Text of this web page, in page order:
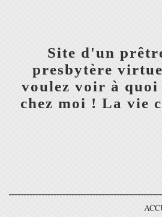
Site d'un
presbytère
voulez voir à quoi
chez moi ! La vie